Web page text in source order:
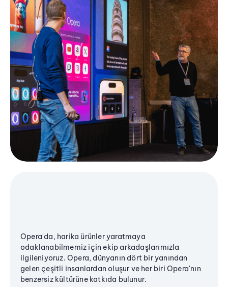
Opera'da, harika ürünler yaratmaya
odaklanabilmemiz için ekip arkadaşlarımızla
ilgileniyoruz. Opera, dünyanın dört bir yanından
gelen çeşitli insanlardan oluşur ve her biri Opera'nın
benzersiz kültürüne katkıda bulunur.